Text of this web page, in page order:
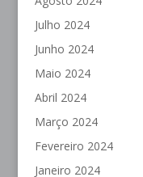
Julho 2024
Junho 2024
Maio 2024
Abril 2024
Março 2024
Fevereiro 2024
Janeiro 2024